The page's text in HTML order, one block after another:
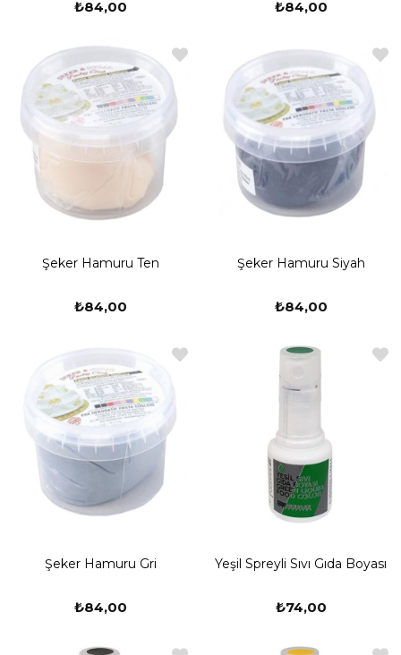
₺84,00 ₺84,00
Şeker Hamuru Ten
₺84,00
Şeker Hamuru Siyah
₺84,00
Şeker Hamuru Gri
₺84,00
Yeşil Spreyli Sıvı Gıda Boyası
₺74,00